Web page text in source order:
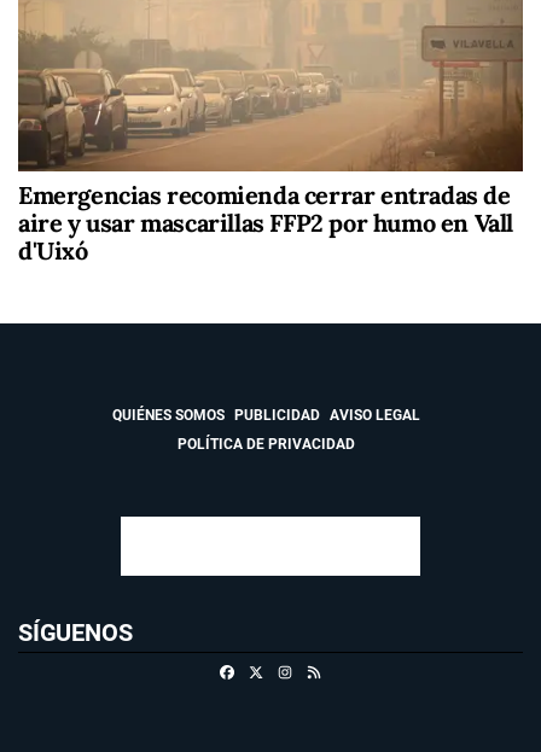
Emergencias recomienda cerrar entradas de
aire y usar mascarillas FFP2 por humo en Vall
d'Uixó
QUIÉNES SOMOS PUBLICIDAD
AVISO LEGAL
POLÍTICA DE PRIVACIDAD
SÍGUENOS
FacebookInstagram